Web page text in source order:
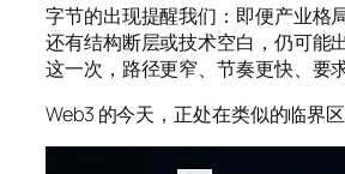
字节的出现提醒我们：即便产业格
还有结构断层或技术空白，仍可能
这一次，路径更窄、节奏更快、要求
Web3 的今天，正处在类似的临界区